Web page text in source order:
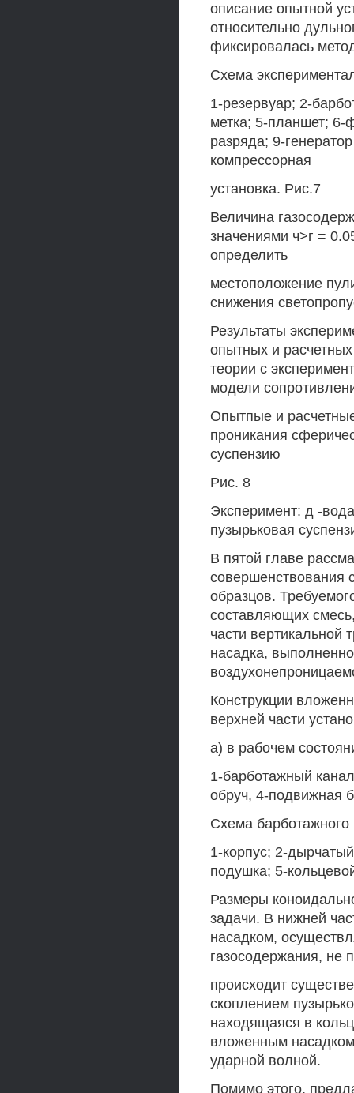
описание опытной
относительно
фиксировалась
Схема
1-резервуар; 2-
метка; 5-планшет; 6-
разряда; 9-
компрессорная
установка. Рис.7
Величина
значениями ч>г =
определить
местоположение
снижения
Результаты
опытных и
теории с
модели
Опытпые и
проникания
суспензию
Рис. 8
Эксперимент: д -
пузырьковая
В пятой главе
совершенствования
образцов.
составляющих
части вертикальной
насадка,
Конструкции
верхней части
а) в рабочем
1-барботажный
обруч, 4-подвижная
Схема
1-корпус; 2-
подушка; 5-
Размеры
задачи. В нижней
насадком,
газосодержания, не
происходит
скоплением
находящаяся в
вложенным
ударной волной.
Помимо этого,